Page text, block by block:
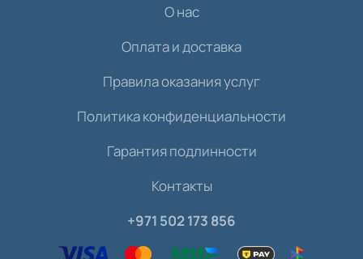
О нас
Оплата и доставка
Правила оказания услуг
Политика конфиденциальности
Гарантия подлинности
Контакты
+971 502 173 856